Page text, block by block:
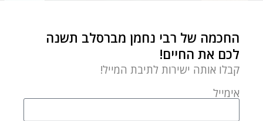
נכנסו לתוכו וטיהרו אותו. לאחר חיפוש מדוקדק הם מצאו
לגודל הפתעתם פך קטן של שמן זית טהור שנשמר בדרך
נס מעיני היוונים. בשמן זה הם הדליקו מחדש את המנורה,
ושוב להפתעת כולם, פך השמן הקטן הזה – שהכיל שמן
החכמה של רבי נחמן מברסלב תשנה
לכם את החיים!
קבלו אותה ישירות לתיבת המייל!
אימייל